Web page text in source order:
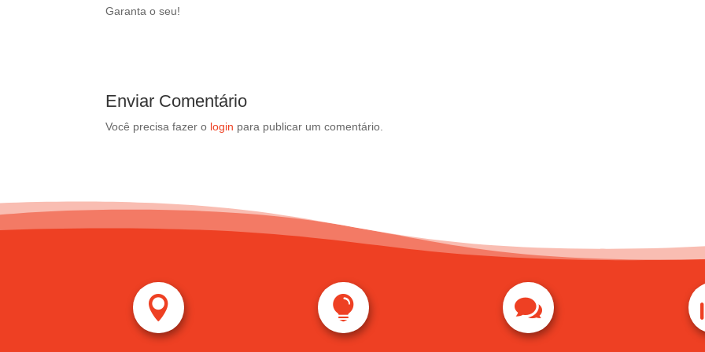
Garanta o seu!
Enviar Comentário
Você precisa fazer o login para publicar um comentário.
  